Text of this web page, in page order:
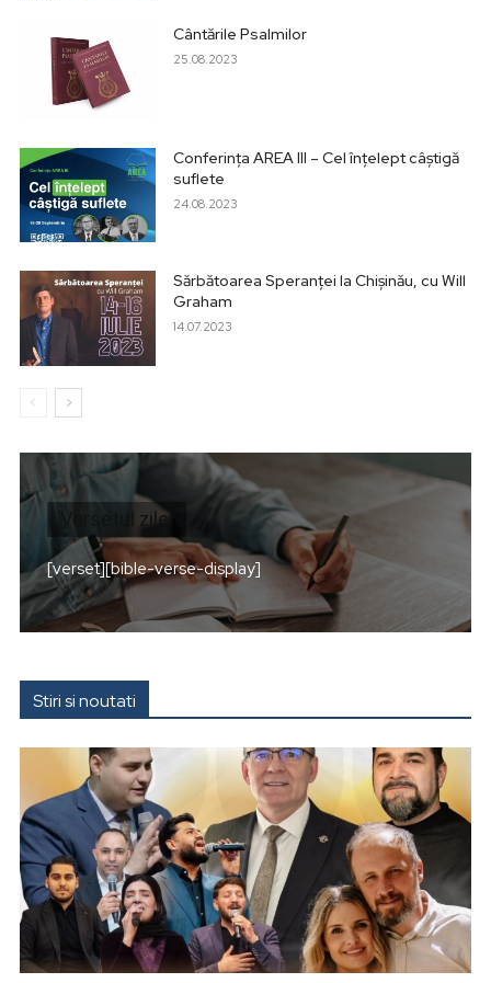
Cântările Psalmilor
25.08.2023
Conferința AREA III – Cel înțelept câștigă
suflete
24.08.2023
Sărbătoarea Speranței la Chișinău, cu Will
Graham
14.07.2023
Versetul zilei
[verset][bible-verse-display]
Stiri si noutati